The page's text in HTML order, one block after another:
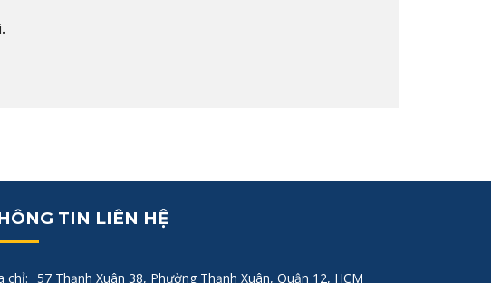
TIN LIÊN HỆ
chỉ: 57 Thạnh Xuân 38, Phường Thạnh Xuân, Quận 12, HCM